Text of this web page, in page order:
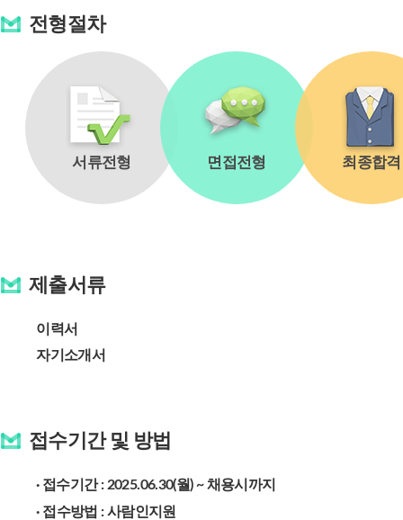
전형절차
서류전형 면접전형 최종합격
제출서류
이력서
자기소개서
접수기간 및 방법
· 접수기간 : 2025.06.30(월) ~ 채용시까지
·접수방법 : 사람인지원